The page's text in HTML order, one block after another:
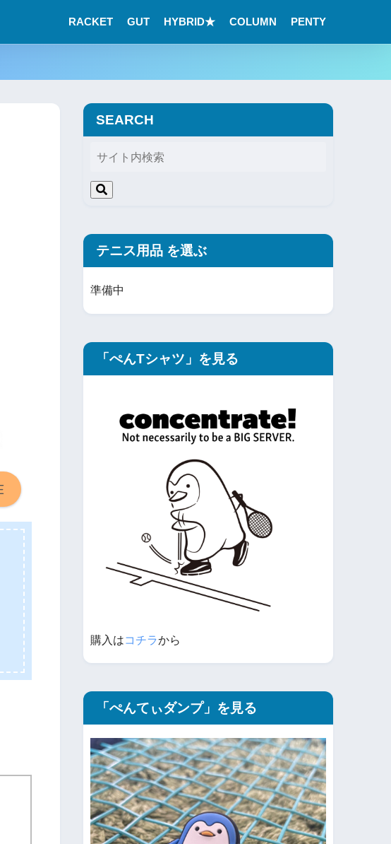
RACKET GUT HYBRID★ COLUMN PENTY
SEARCH
テニス用品 を選ぶ
準備中
「ぺんTシャツ」を見る
購入はコチラから
「ぺんてぃダンプ」を見る